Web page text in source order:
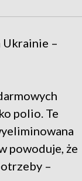
Ukrainie –
polio. Te
powoduje, że
–